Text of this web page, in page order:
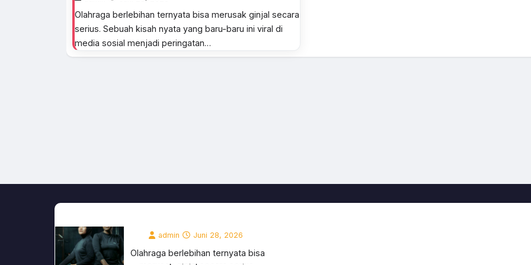
Olahraga berlebihan ternyata bisa merusak ginjal secara
serius. Sebuah kisah nyata yang baru-baru ini viral di
media sosial menjadi peringatan…
Judi Online Jakarta
Terbongkar! Bareskrim
Ungkap Deposit Rp 13,9
Olahraga Berlebihan Merusak
Ginjal: Kisah Nyata Pria 23
admin Juni 28, 2026
Olahraga berlebihan ternyata bisa